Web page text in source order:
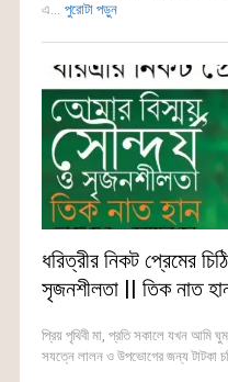
এ... পুরোটা পড়ুন
ধরিত্রীর নিকট প্রেমের
সৃজনশীলতা || তিক নাত
প্রিয় পৃথিবী মা, প্রতি সকালে যখন আমি
সযত্নে লালন ও উপভোগের জন্য টাটকা